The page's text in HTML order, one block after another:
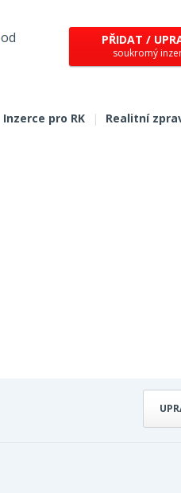
od
PŘIDAT /
soukromý
Inzerce pro RK | Realitní